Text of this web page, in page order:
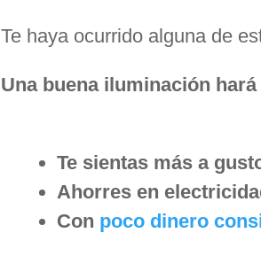
Te haya ocurrido alguna de
Una buena iluminación hará
Te sientas más a
Ahorres en
Con poco dinero